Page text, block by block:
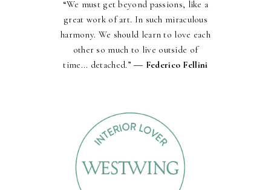
“We must get beyond passions, like a
great work of art. In such miraculous
harmony. We should learn to love each
other so much to live outside of
time... detached.” ― Federico Fellini